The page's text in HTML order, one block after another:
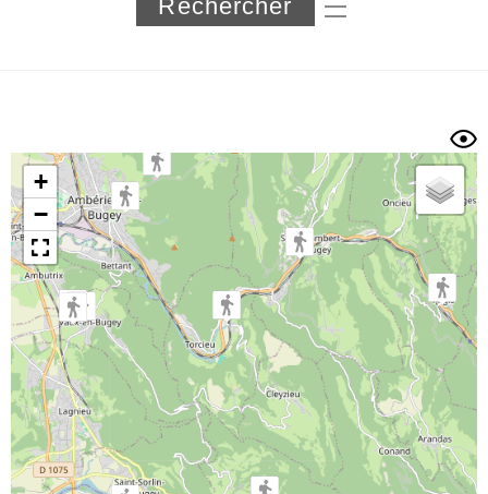
Longueur min/max
Trier par
Horodatage Photos
+
−